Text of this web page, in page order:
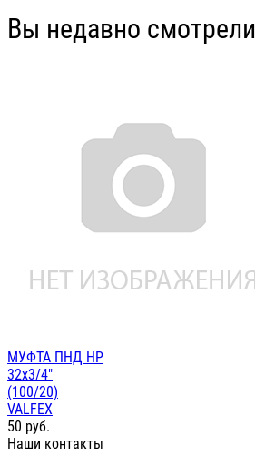
Вы недавно смотрели
МУФТА ПНД НР
32х3/4"
(100/20)
VALFEX
50 руб.
Наши контакты